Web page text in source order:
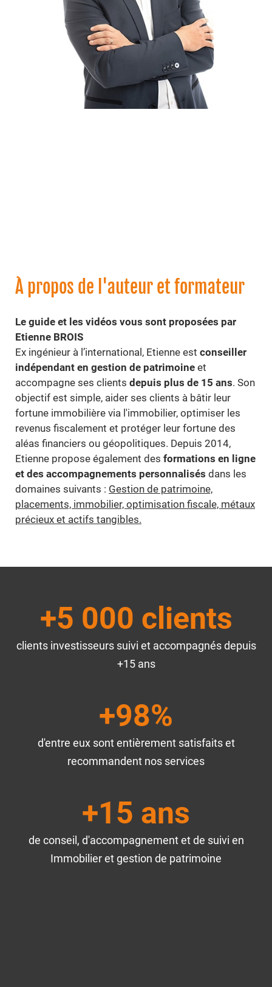
À propos de l'auteur et formateur
Le guide et les vidéos vous sont proposées par
Etienne BROIS
Ex ingénieur à l’international, Etienne est conseiller
indépendant en gestion de patrimoine et
accompagne ses clients depuis plus de 15 ans. Son
objectif est simple, aider ses clients à bâtir leur
fortune immobilière via l'immobilier, optimiser les
revenus fiscalement et protéger leur fortune des
aléas financiers ou géopolitiques. Depuis 2014,
Etienne propose également des formations en ligne
et des accompagnements personnalisés dans les
domaines suivants : Gestion de patrimoine,
placements, immobilier, optimisation fiscale, métaux
précieux et actifs tangibles.
+5 000 clients
clients investisseurs suivi et accompagnés depuis
+15 ans
+98%
d'entre eux sont entièrement satisfaits et
recommandent nos services
+15 ans
de conseil, d'accompagnement et de suivi en
Immobilier et gestion de patrimoine